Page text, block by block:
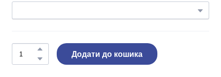
Додати до кошика